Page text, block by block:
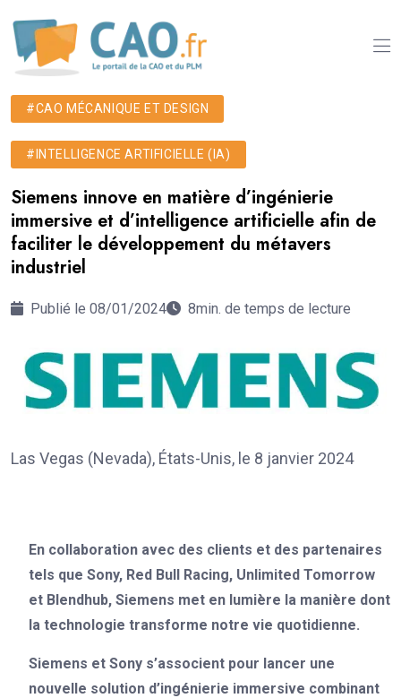
#CAO MÉCANIQUE ET DESIGN
#INTELLIGENCE ARTIFICIELLE (IA)
Siemens innove en matière d’ingénierie
immersive et d’intelligence artificielle afin de
faciliter le développement du métavers
industriel
Publié le 08/01/2024 8min. de temps de lecture
Las Vegas (Nevada), États-Unis, le 8 janvier 2024
En collaboration avec des clients et des partenaires
tels que Sony, Red Bull Racing, Unlimited Tomorrow
et Blendhub, Siemens met en lumière la manière dont
la technologie transforme notre vie quotidienne.
Siemens et Sony s’associent pour lancer une
nouvelle solution d’ingénierie immersive combinant